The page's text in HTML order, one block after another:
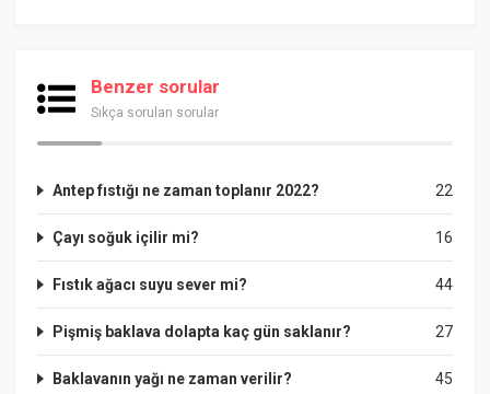
Benzer sorular
Sıkça sorulan sorular
22
Antep fıstığı ne zaman toplanır 2022?
16
Çayı soğuk içilir mi?
44
Fıstık ağacı suyu sever mi?
27
Pişmiş baklava dolapta kaç gün saklanır?
45
Baklavanın yağı ne zaman verilir?